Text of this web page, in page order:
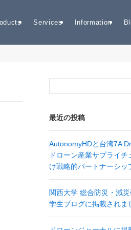
Services Information
最近の投稿
AutonomyHDと台湾7A
ドローン産業サプライ
け戦略的パートナーシッ
関西大学 総合防災・減
学生ブログに掲載されま